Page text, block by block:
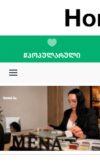
#ᲞᲝᲞᲣᲚᲐᲠᲣᲚᲘ
STORIES